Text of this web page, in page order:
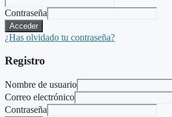
Contraseña
Acceder
¿Has olvidado tu contraseña?
Registro
Nombre de usuario
Correo electrónico
Contraseña